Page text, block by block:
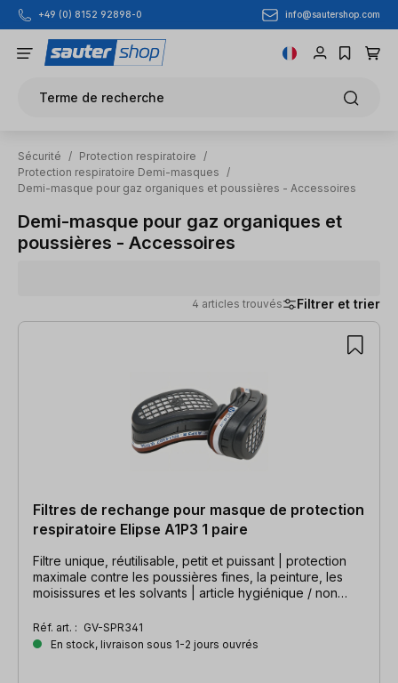
Passer au contenu principal
+49 (0) 8152 92898-0 info@sautershop.com
Terme de recherche
Sécurité / Protection respiratoire
/
Protection respiratoire Demi-masques
/
Demi-masque pour gaz organiques et poussières - Accessoires
Demi-masque pour gaz organiques et
poussières - Accessoires
4 articles trouvés Filtrer et trier
4 articles trouvés
Filtres de rechange pour masque de protection
respiratoire Elipse A1P3 1 paire
Filtre unique, réutilisable, petit et puissant | protection
maximale contre les poussières fines, la peinture, les
moisissures et les solvants | article hygiénique / non
Réf. art. : GV-SPR341
En stock, livraison sous 1-2 jours ouvrés